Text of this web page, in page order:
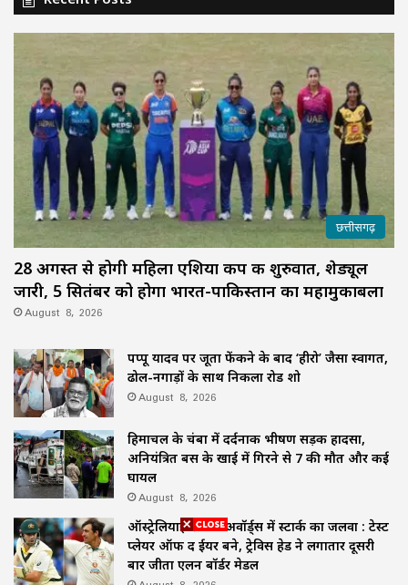
छत्तीसगढ़
28 अगस्त से होगी महिला एशिया कप की शुरुवात, शेड्यूल
जारी, 5 सितंबर को होगा भारत-पाकिस्तान का महामुकाबला
August 8, 2026
पप्पू यादव पर जूता फेंकने के बाद ‘हीरो’ जैसा स्वागत,
ढोल-नगाड़ों के साथ निकला रोड शो
August 8, 2026
हिमाचल के चंबा में दर्दनाक भीषण सड़क हादसा,
अनियंत्रित बस के खाई में गिरने से 7 की मौत और कई
घायल
August 8, 2026
ऑस्ट्रेलियाई क्रिकेट अवॉर्ड्स में स्टार्क का जलवा : टेस्ट
प्लेयर ऑफ द ईयर बने, ट्रेविस हेड ने लगातार दूसरी
बार जीता एलन बॉर्डर मेडल